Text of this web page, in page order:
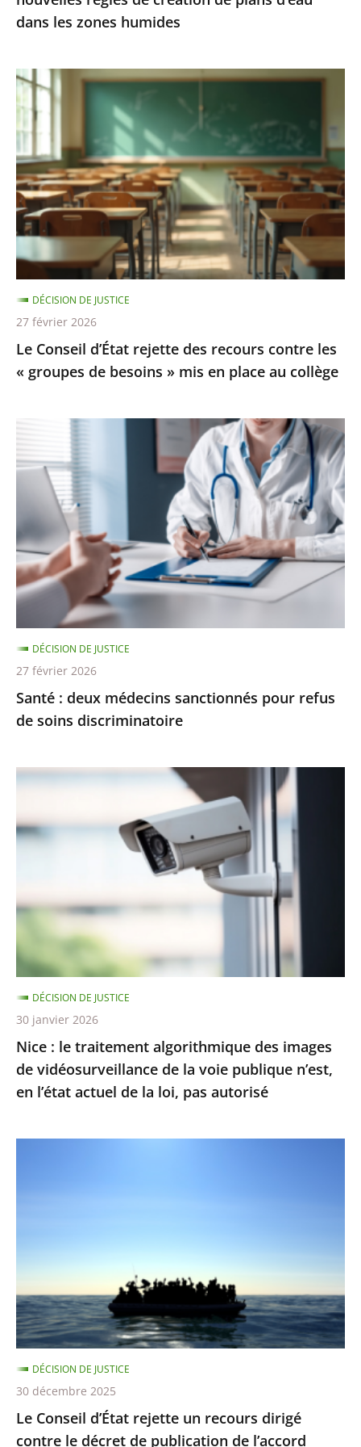
dans
zones
humides
dans les zones humides
Le
Conseil
d’État
rejette
des
recours
contre
les
«
groupes
de
besoins
»
mis
place
collège
Le Conseil d’État rejette des recours contre les
« groupes de besoins » mis en place au collège
DÉCISION DE JUSTICE
27 février 2026
:
deux
médecins
sanctionnés
pour
refus
de
soins
discriminatoire
Santé : deux médecins sanctionnés pour refus
de soins discriminatoire
DÉCISION DE JUSTICE
27 février 2026
le
traitement
images
vidéosurveillance
de
la
voie
publique
n’est,
en
actuel
Nice : le traitement algorithmique des images
de vidéosurveillance de la voie publique n’est,
en l’état actuel de la loi, pas autorisé
DÉCISION DE JUSTICE
30 janvier 2026
recours
contre
le
décret
de
publication
de
l’accord
Le Conseil d’État rejette un recours dirigé
contre le décret de publication de l’accord
DÉCISION DE JUSTICE
30 décembre 2025